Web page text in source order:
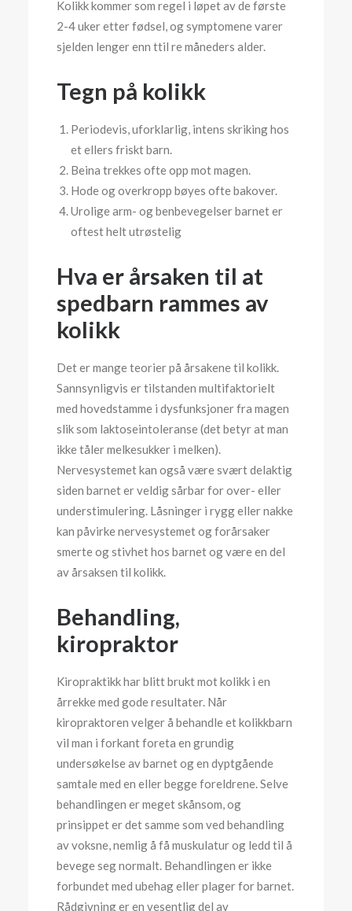
Kolikk kommer som regel i løpet av de første
2-4 uker etter fødsel, og symptomene varer
sjelden lenger enn ttil re måneders alder.
Tegn på kolikk
Periodevis, uforklarlig, intens skriking hos
et ellers friskt barn.
Beina trekkes ofte opp mot magen.
Hode og overkropp bøyes ofte bakover.
Urolige arm- og benbevegelser barnet er
oftest helt utrøstelig
Hva er årsaken til at
spedbarn rammes av
kolikk
Det er mange teorier på årsakene til kolikk.
Sannsynligvis er tilstanden multifaktorielt
med hovedstamme i dysfunksjoner fra magen
slik som laktoseintoleranse (det betyr at man
ikke tåler melkesukker i melken).
Nervesystemet kan også være svært delaktig
siden barnet er veldig sårbar for over- eller
understimulering. Låsninger i rygg eller nakke
kan påvirke nervesystemet og forårsaker
smerte og stivhet hos barnet og være en del
av årsaksen til kolikk.
Behandling,
kiropraktor
Kiropraktikk har blitt brukt mot kolikk i en
årrekke med gode resultater. Når
kiropraktoren velger å behandle et kolikkbarn
vil man i forkant foreta en grundig
undersøkelse av barnet og en dyptgående
samtale med en eller begge foreldrene. Selve
behandlingen er meget skånsom, og
prinsippet er det samme som ved behandling
av voksne, nemlig å få muskulatur og ledd til å
bevege seg normalt. Behandlingen er ikke
forbundet med ubehag eller plager for barnet.
Rådgivning er en vesentlig del av